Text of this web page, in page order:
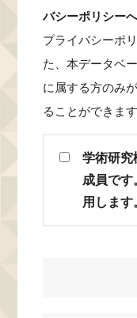
バシーポリシー
プライバシーポ
た、本データベ
に属する方のみ
ることができます
学術研究
成員です
用します